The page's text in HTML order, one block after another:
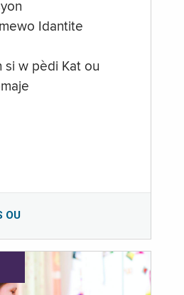
Idantite
si w pèdi Kat ou
OU